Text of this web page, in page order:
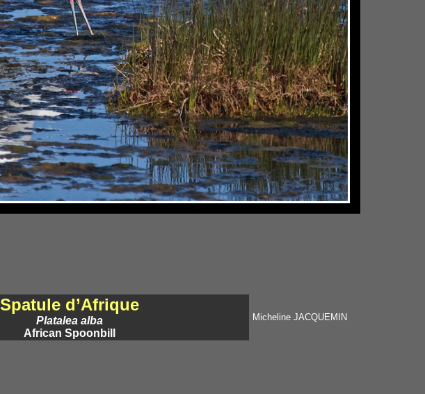
Spatule d’Afrique
Platalea alba
African Spoonbill
Micheline JACQUEMIN